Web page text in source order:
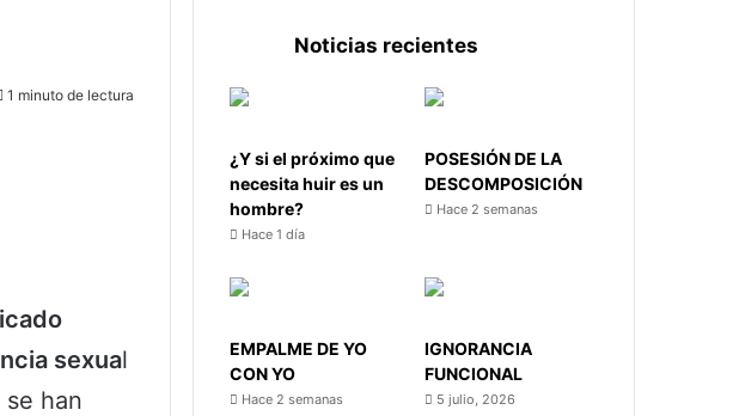
1 minuto de lectura
sexual
han
Noticias recientes
¿Y si el próximo que
necesita huir es un
hombre?
Hace 1 día
POSESIÓN DE LA
DESCOMPOSICIÓN
Hace 2 semanas
EMPALME DE YO
CON YO
Hace 2 semanas
IGNORANCIA
FUNCIONAL
5 julio, 2026